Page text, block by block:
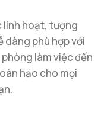
linh hoạt, tượng
dàng phù hợp với
làm việc đến
hảo cho mọi